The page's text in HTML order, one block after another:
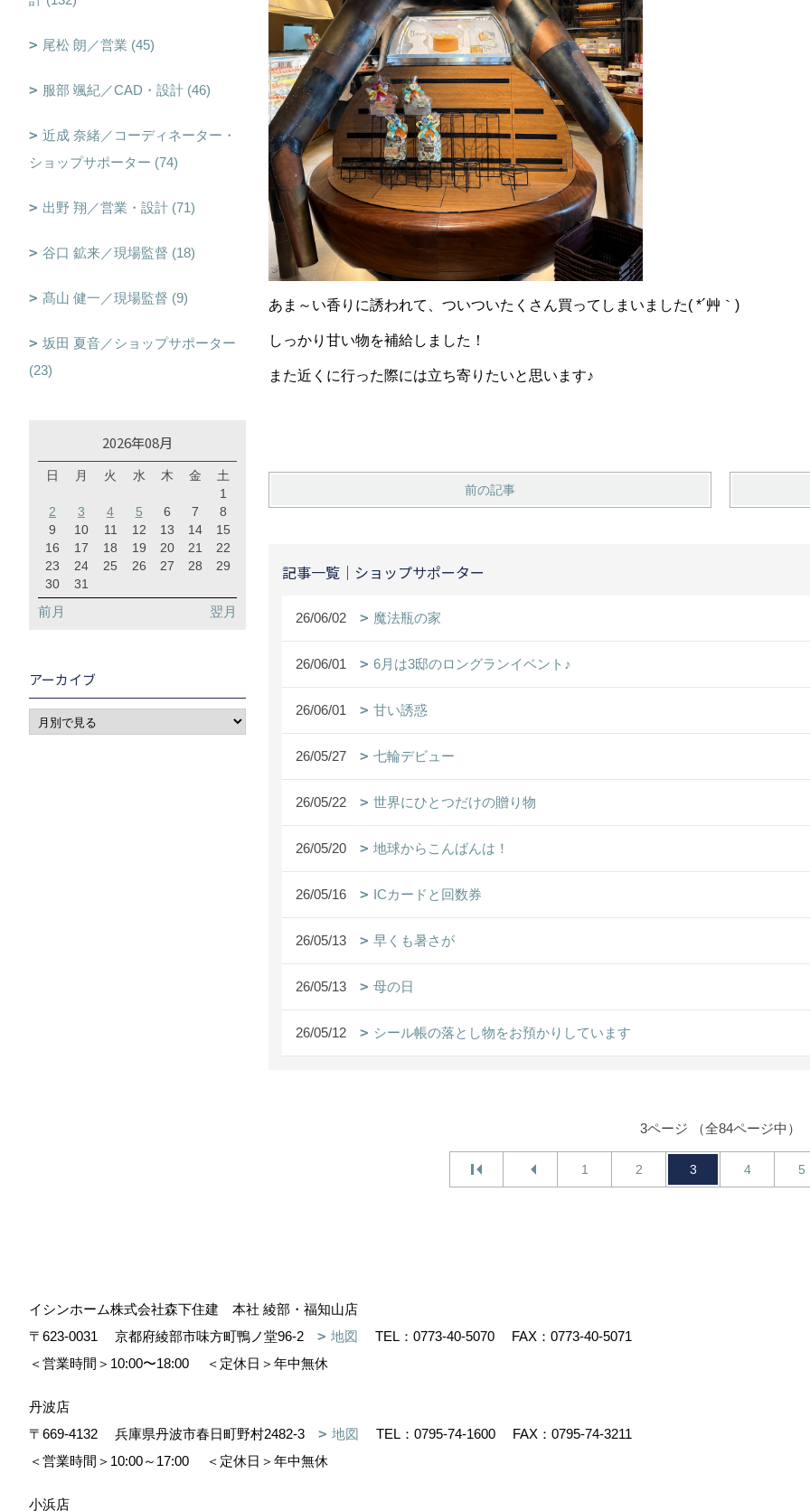
あま～い香りに誘われて、ついついたくさん買ってしまいました( *´艸｀)
しっかり甘い物を補給しました！
また近くに行った際には立ち寄りたいと思います♪
前の記事
記事一覧｜ショップサポーター
26/06/02 魔法瓶の家
26/06/01 6月は3邸のロングランイベント♪
26/06/01 甘い誘惑
26/05/27 七輪デビュー
26/05/22 世界にひとつだけの贈り物
26/05/20 地球からこんばんは！
26/05/16 ICカードと回数券
26/05/13 早くも暑さが
26/05/13 母の日
26/05/12 シール帳の落とし物をお預かりしています
3ページ （全84ページ中）
1 2 3 4 5
尾松 朗／営業 (45)
服部 颯紀／CAD・設計 (46)
近成 奈緒／コーディネーター・
ショップサポーター (74)
出野 翔／営業・設計 (71)
谷口 鉱来／現場監督 (18)
髙山 健一／現場監督 (9)
坂田 夏音／ショップサポーター
(23)
2026年08月
日 月 火 水 木 金
土
1
2
3 4 5 6 7
8
9
10 11 12 13 14
15
16
17 18 19 20 21
22
23
24 25 26 27 28
29
30
31
前月 翌月
アーカイブ
イシンホーム株式会社森下住建 本社 綾部・福知山店
〒623-0031
京都府綾部市味方町鴨ノ堂96-2 地図 TEL： 0773-40-5070
FAX：0773-40-5071
＜営業時間＞10:00〜18:00
＜定休日＞年中無休
丹波店
〒669-4132
兵庫県丹波市春日町野村2482-3 地図 TEL： 0795-74-1600
FAX：0795-74-3211
＜営業時間＞10:00～17:00
＜定休日＞年中無休
小浜店